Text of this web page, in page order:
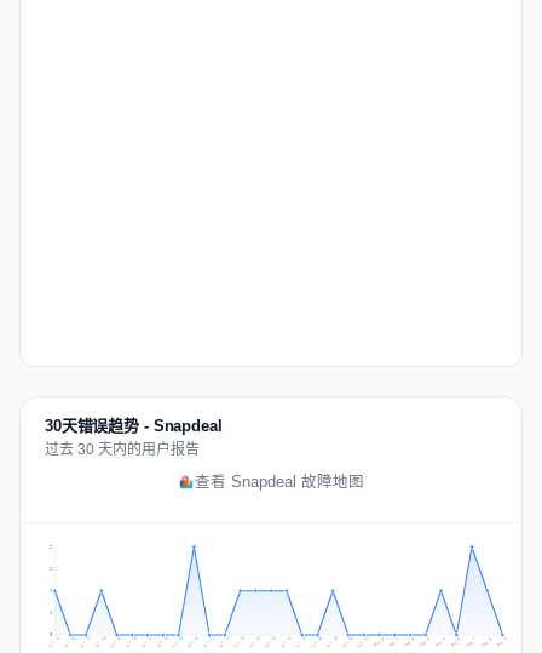
30天错误趋势 - Snapdeal
过去 30 天内的用户报告
查看 Snapdeal 故障地图
1
1
2
2
Jul 11 Jul 12 Jul 13 Jul 14 Jul 15 Jul 16 Jul 17 Jul 18 Jul 19 Jul 20 Jul 21 Jul 22 Jul 23 Jul 24 Jul 25 Jul 26 Jul 27 Jul 28 Jul 29 Jul 30 Jul 31 Aug 1 Aug 2 Aug 3 Aug 4 Aug 5 Aug 6 Aug 7 Aug 8 Aug 9